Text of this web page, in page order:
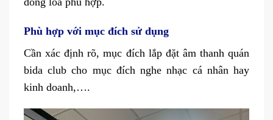
Phù hợp với mục đích sử dụng
Cần xác định rõ, mục đích lắp đặt âm thanh quán
bida club cho mục đích nghe nhạc cá nhân hay
kinh doanh,….